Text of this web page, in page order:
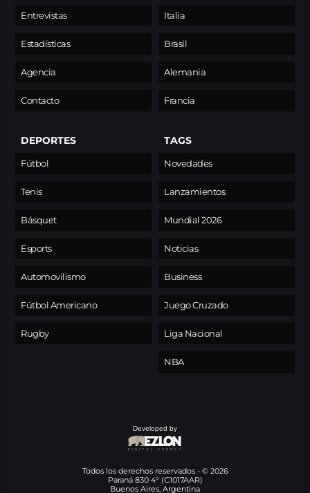
Entrevistas
Estadísticas
Agencia
Contacto
Italia
Brasil
Alemania
Francia
DEPORTES
Fútbol
Tenis
Básquet
Esports
Automovilismo
Fútbol Americano
Rugby
TAGS
Novedades
Lanzamientos
Mundial 2026
Noticias
Business
Juego Cruzado
Liga Nacional
NBA
Developed by
Todos los derechos reservados - © 2026
Paraná 830 4° (C1017AAR)
Buenos Aires, Argentina